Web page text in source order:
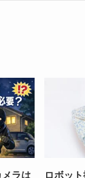
メラは
ロボッ